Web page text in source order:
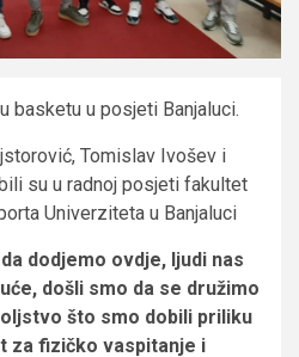
basketu u posjeti Banjaluci.
Tomislav Ivošev i
su u radnoj posjeti fakultet
Univerziteta u Banjaluci
dodjemo ovdje, ljudi nas
došli smo da se družimo
što smo dobili priliku
za fizičko vaspitanje i